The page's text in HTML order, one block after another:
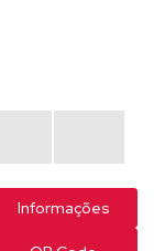
Informações